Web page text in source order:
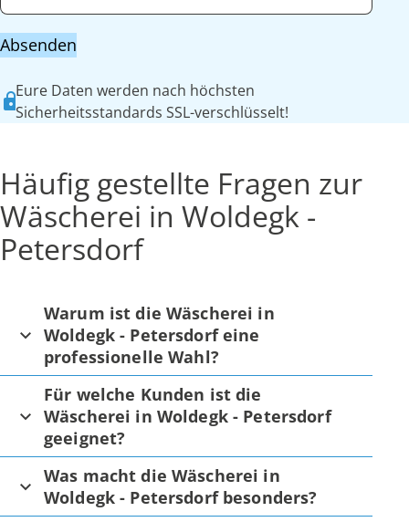
Absenden
Eure Daten werden nach höchsten
Sicherheitsstandards SSL-verschlüsselt!
Häufig gestellte Fragen zur
Wäscherei in Woldegk -
Petersdorf
Warum ist die Wäscherei in
Woldegk - Petersdorf eine
professionelle Wahl?
Für welche Kunden ist die
Wäscherei in Woldegk - Petersdorf
geeignet?
Was macht die Wäscherei in
Woldegk - Petersdorf besonders?